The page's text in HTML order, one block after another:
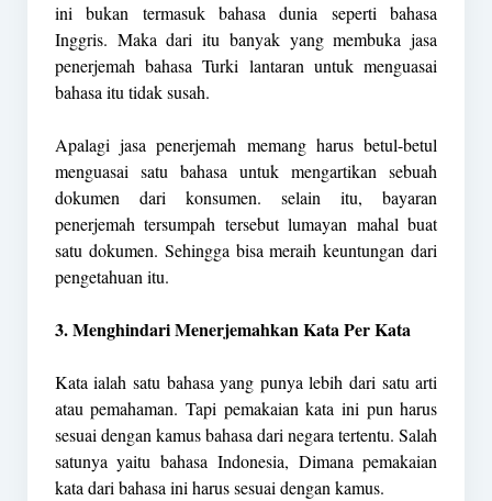
ini bukan termasuk bahasa dunia seperti bahasa
Inggris. Maka dari itu banyak yang membuka jasa
penerjemah bahasa Turki lantaran untuk menguasai
bahasa itu tidak susah.
Apalagi jasa penerjemah memang harus betul-betul
menguasai satu bahasa untuk mengartikan sebuah
dokumen dari konsumen. selain itu, bayaran
penerjemah tersumpah tersebut lumayan mahal buat
satu dokumen. Sehingga bisa meraih keuntungan dari
pengetahuan itu.
3. Menghindari Menerjemahkan Kata Per Kata
Kata ialah satu bahasa yang punya lebih dari satu arti
atau pemahaman. Tapi pemakaian kata ini pun harus
sesuai dengan kamus bahasa dari negara tertentu. Salah
satunya yaitu bahasa Indonesia, Dimana pemakaian
kata dari bahasa ini harus sesuai dengan kamus.